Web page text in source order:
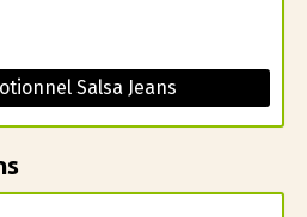
Salsa Jeans